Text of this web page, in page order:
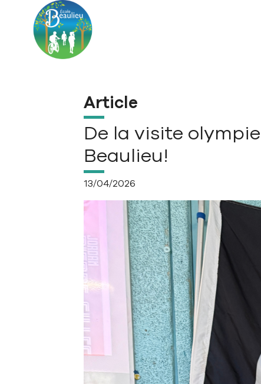
Aller à la navigation principale
Aller au contenu principal
Passer au pied de page
Article
De la visite
Beaulieu!
13/04/2026